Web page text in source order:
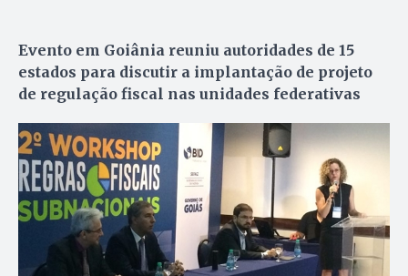
Evento em Goiânia reuniu autoridades de 15
estados para discutir a implantação de projeto
de regulação fiscal nas unidades federativas